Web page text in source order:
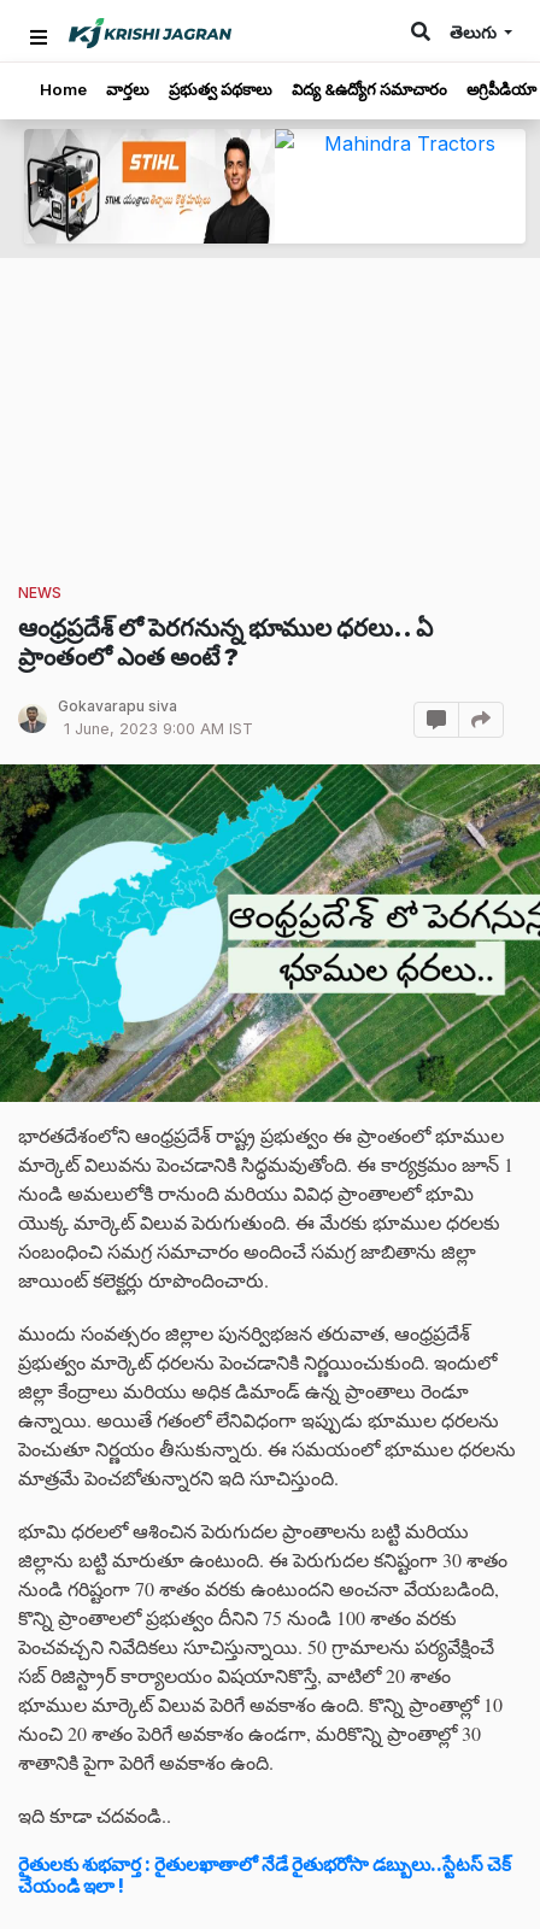
తెలుగు
Home వార్తలు ప్రభుత్వ పథకాలు విద్య &ఉద్యోగ సమాచారం అగ్రిపీడియా
NEWS
ఆంధ్రప్రదేశ్ లో పెరగనున్న భూముల ధరలు.. ఏ
ప్రాంతంలో ఎంత అంటే ?
Gokavarapu siva
1 June, 2023 9:00 AM IST
భారతదేశంలోని ఆంధ్రప్రదేశ్ రాష్ట్ర ప్రభుత్వం ఈ ప్రాంతంలో భూముల
మార్కెట్ విలువను పెంచడానికి సిద్ధమవుతోంది. ఈ కార్యక్రమం జూన్ 1
నుండి అమలులోకి రానుంది మరియు వివిధ ప్రాంతాలలో భూమి
యొక్క మార్కెట్ విలువ పెరుగుతుంది. ఈ మేరకు భూముల ధరలకు
సంబంధించి సమగ్ర సమాచారం అందించే సమగ్ర జాబితాను జిల్లా
జాయింట్ కలెక్టర్లు రూపొందించారు.
ముందు సంవత్సరం జిల్లాల పునర్విభజన తరువాత, ఆంధ్రప్రదేశ్
ప్రభుత్వం మార్కెట్ ధరలను పెంచడానికి నిర్ణయించుకుంది. ఇందులో
జిల్లా కేంద్రాలు మరియు అధిక డిమాండ్ ఉన్న ప్రాంతాలు రెండూ
ఉన్నాయి. అయితే గతంలో లేనివిధంగా ఇప్పుడు భూముల ధరలను
పెంచుతూ నిర్ణయం తీసుకున్నారు. ఈ సమయంలో భూముల ధరలను
మాత్రమే పెంచబోతున్నారని ఇది సూచిస్తుంది.
భూమి ధరలలో ఆశించిన పెరుగుదల ప్రాంతాలను బట్టి మరియు
జిల్లాను బట్టి మారుతూ ఉంటుంది. ఈ పెరుగుదల కనిష్టంగా 30 శాతం
నుండి గరిష్టంగా 70 శాతం వరకు ఉంటుందని అంచనా వేయబడింది,
కొన్ని ప్రాంతాలలో ప్రభుత్వం దీనిని 75 నుండి 100 శాతం వరకు
పెంచవచ్చని నివేదికలు సూచిస్తున్నాయి. 50 గ్రామాలను పర్యవేక్షించే
సబ్ రిజిస్ట్రార్ కార్యాలయం విషయానికొస్తే, వాటిలో 20 శాతం
భూముల మార్కెట్ విలువ పెరిగే అవకాశం ఉంది. కొన్ని ప్రాంతాల్లో 10
నుంచి 20 శాతం పెరిగే అవకాశం ఉండగా, మరికొన్ని ప్రాంతాల్లో 30
శాతానికి పైగా పెరిగే అవకాశం ఉంది.
ఇది కూడా చదవండి..
రైతులకు శుభవార్త : రైతులఖాతాలో నేడే రైతుభరోసా డబ్బులు..స్టేటస్ చెక్
చేయండి ఇలా !